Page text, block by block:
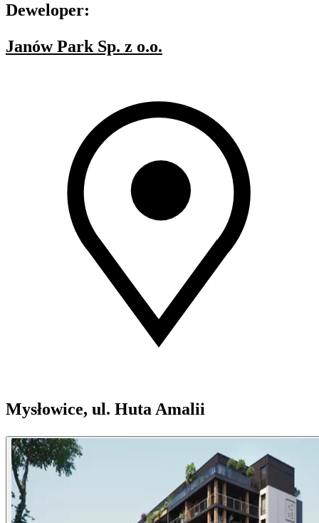
Deweloper:
Janów Park Sp. z o.o.
Mysłowice, ul. Huta Amalii